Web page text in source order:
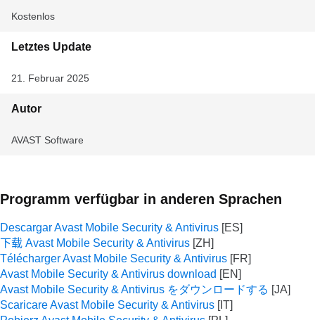
Kostenlos
Letztes Update
21. Februar 2025
Autor
AVAST Software
Programm verfügbar in anderen Sprachen
Descargar Avast Mobile Security & Antivirus
下载 Avast Mobile Security & Antivirus
Télécharger Avast Mobile Security & Antivirus
Avast Mobile Security & Antivirus download
Avast Mobile Security & Antivirus をダウンロードする
Scaricare Avast Mobile Security & Antivirus